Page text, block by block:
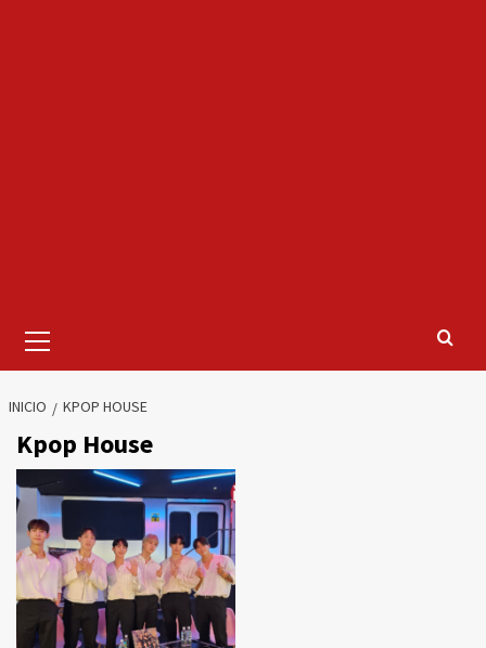
primario
INICIO KPOP HOUSE
Kpop House